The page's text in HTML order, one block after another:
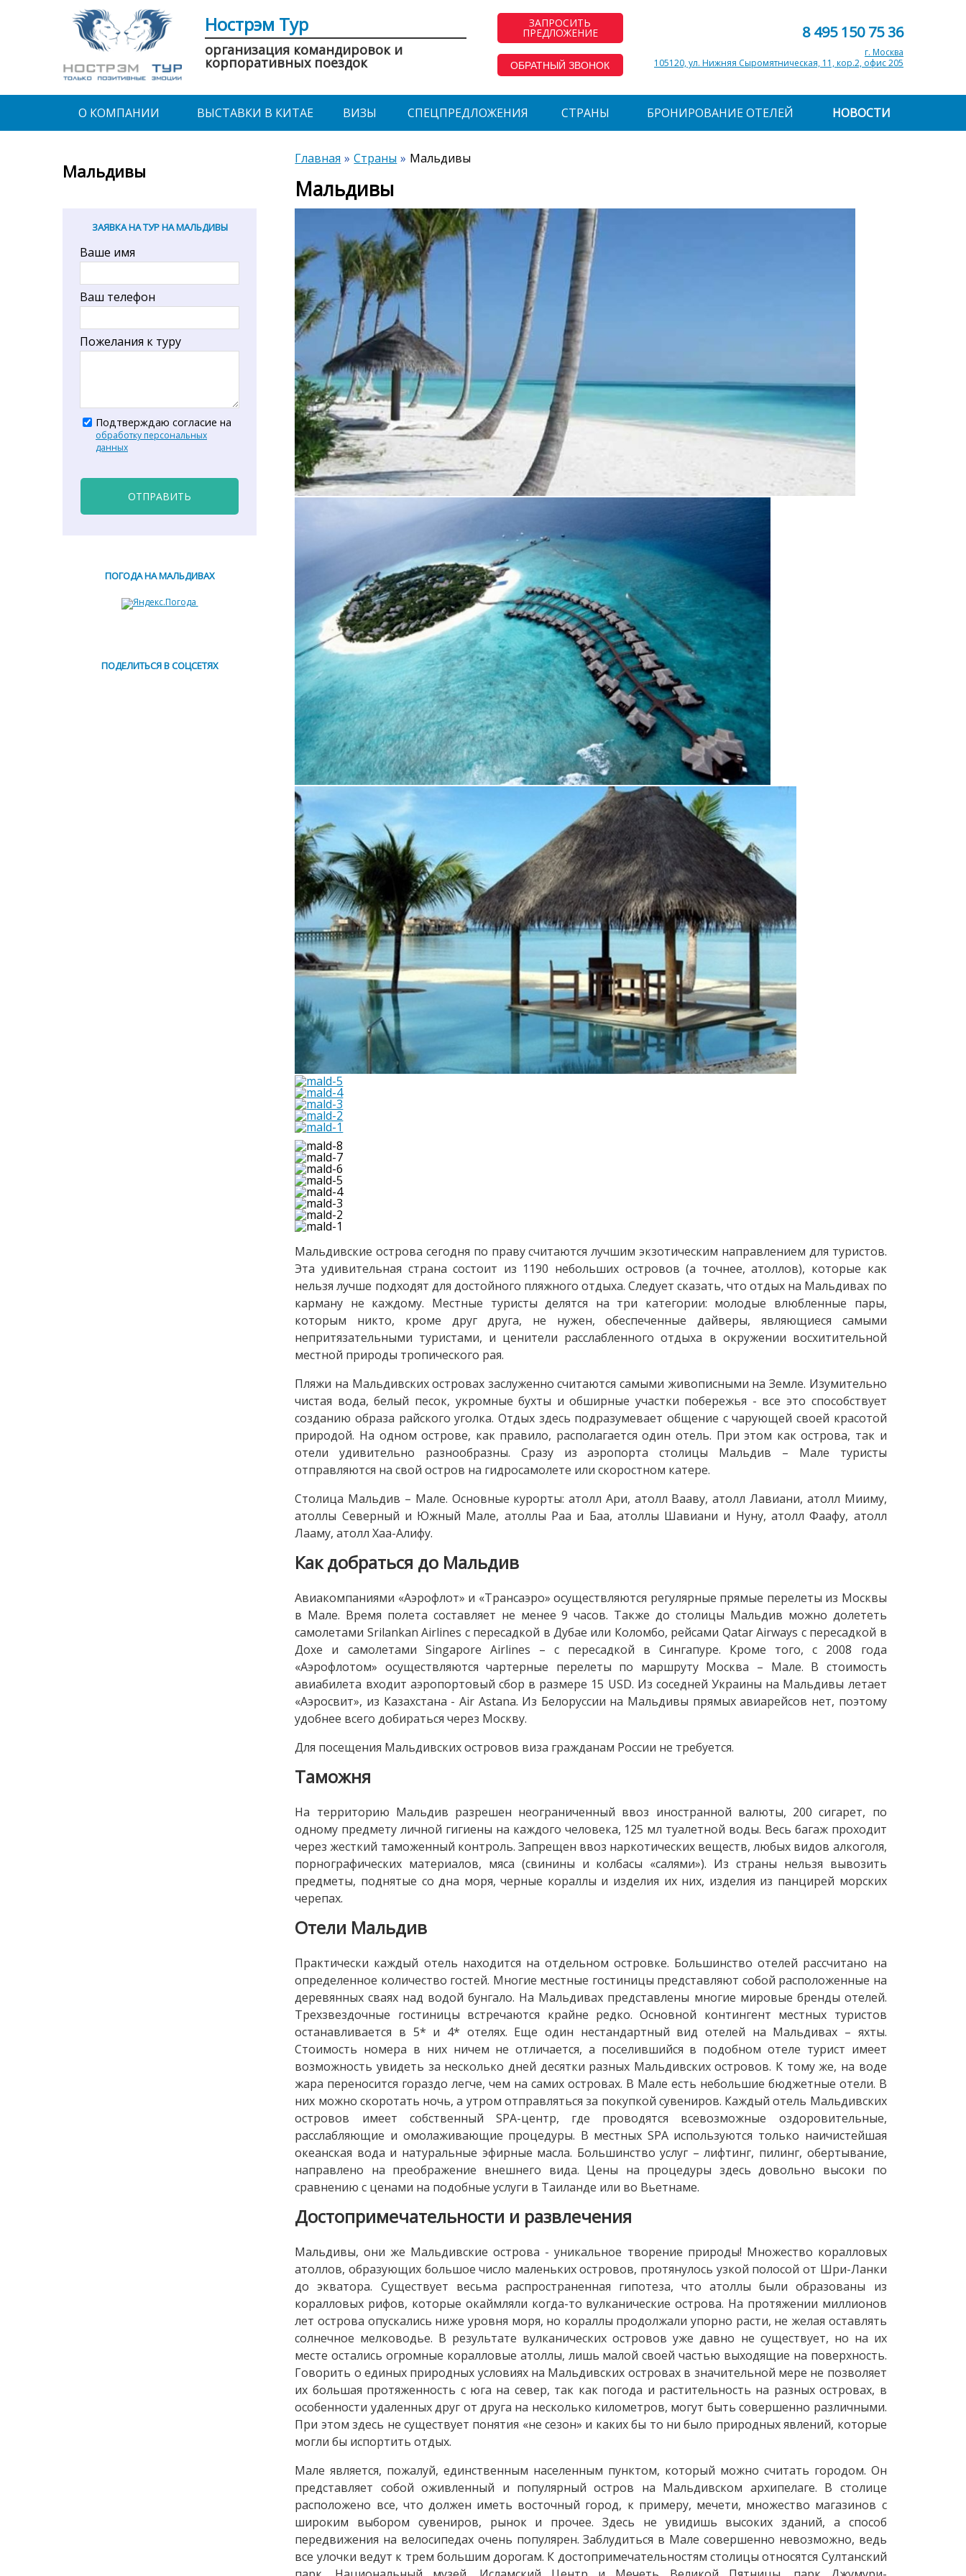
Нострэм Тур
организация командировок и
корпоративных поездок
ЗАПРОСИТЬ
ПРЕДЛОЖЕНИЕ
ОБРАТНЫЙ ЗВОНОК
8 495 150 75 36
г. Москва
105120, ул. Нижняя Сыромятническая, 11, кор.2, офис 205
О КОМПАНИИ ВЫСТАВКИ В КИТАЕ ВИЗЫ СПЕЦПРЕДЛОЖЕНИЯ СТРАНЫ БРОНИРОВАНИЕ ОТЕЛЕЙ НОВОСТИ
Главная Страны Мальдивы
Мальдивы
Мальдивские острова сегодня по праву считаются лучшим экзотическим направлением для туристов.
Эта удивительная страна состоит из 1190 небольших островов (а точнее, атоллов), которые как
нельзя лучше подходят для достойного пляжного отдыха. Следует сказать, что отдых на Мальдивах по
карману не каждому. Местные туристы делятся на три категории: молодые влюбленные пары,
которым никто, кроме друг друга, не нужен, обеспеченные дайверы, являющиеся самыми
непритязательными туристами, и ценители расслабленного отдыха в окружении восхитительной
местной природы тропического рая.
Пляжи на Мальдивских островах заслуженно считаются самыми живописными на Земле. Изумительно
чистая вода, белый песок, укромные бухты и обширные участки побережья - все это способствует
созданию образа райского уголка. Отдых здесь подразумевает общение с чарующей своей красотой
природой. На одном острове, как правило, располагается один отель. При этом как острова, так и
отели удивительно разнообразны. Сразу из аэропорта столицы Мальдив – Мале туристы
отправляются на свой остров на гидросамолете или скоростном катере.
Столица Мальдив – Мале. Основные курорты: атолл Ари, атолл Вааву, атолл Лавиани, атолл Мииму,
атоллы Северный и Южный Мале, атоллы Раа и Баа, атоллы Шавиани и Нуну, атолл Фаафу, атолл
Лааму, атолл Хаа-Алифу.
Как добраться до Мальдив
Авиакомпаниями «Аэрофлот» и «Трансаэро» осуществляются регулярные прямые перелеты из Москвы
в Мале. Время полета составляет не менее 9 часов. Также до столицы Мальдив можно долететь
самолетами Srilankan Airlines с пересадкой в Дубае или Коломбо, рейсами Qatar Airways с пересадкой в
Дохе и самолетами Singapore Airlines – с пересадкой в Сингапуре. Кроме того, с 2008 года
«Аэрофлотом» осуществляются чартерные перелеты по маршруту Москва – Мале. В стоимость
авиабилета входит аэропортовый сбор в размере 15 USD. Из соседней Украины на Мальдивы летает
«Аэросвит», из Казахстана - Air Astana. Из Белоруссии на Мальдивы прямых авиарейсов нет, поэтому
удобнее всего добираться через Москву.
Для посещения Мальдивских островов виза гражданам России не требуется.
Таможня
На территорию Мальдив разрешен неограниченный ввоз иностранной валюты, 200 сигарет, по
одному предмету личной гигиены на каждого человека, 125 мл туалетной воды. Весь багаж проходит
через жесткий таможенный контроль. Запрещен ввоз наркотических веществ, любых видов алкоголя,
порнографических материалов, мяса (свинины и колбасы «салями»). Из страны нельзя вывозить
предметы, поднятые со дна моря, черные кораллы и изделия их них, изделия из панцирей морских
черепах.
Отели Мальдив
Практически каждый отель находится на отдельном островке. Большинство отелей рассчитано на
определенное количество гостей. Многие местные гостиницы представляют собой расположенные на
деревянных сваях над водой бунгало. На Мальдивах представлены многие мировые бренды отелей.
Трехзвездочные гостиницы встречаются крайне редко. Основной контингент местных туристов
останавливается в 5* и 4* отелях. Еще один нестандартный вид отелей на Мальдивах – яхты.
Стоимость номера в них ничем не отличается, а поселившийся в подобном отеле турист имеет
возможность увидеть за несколько дней десятки разных Мальдивских островов. К тому же, на воде
жара переносится гораздо легче, чем на самих островах. В Мале есть небольшие бюджетные отели. В
них можно скоротать ночь, а утром отправляться за покупкой сувениров. Каждый отель Мальдивских
островов имеет собственный SPA-центр, где проводятся всевозможные оздоровительные,
расслабляющие и омолаживающие процедуры. В местных SPA используются только наичистейшая
океанская вода и натуральные эфирные масла. Большинство услуг – лифтинг, пилинг, обертывание,
направлено на преображение внешнего вида. Цены на процедуры здесь довольно высоки по
сравнению с ценами на подобные услуги в Таиланде или во Вьетнаме.
Достопримечательности и развлечения
Мальдивы, они же Мальдивские острова - уникальное творение природы! Множество коралловых
атоллов, образующих большое число маленьких островов, протянулось узкой полосой от Шри-Ланки
до экватора. Существует весьма распространенная гипотеза, что атоллы были образованы из
коралловых рифов, которые окаймляли когда-то вулканические острова. На протяжении миллионов
лет острова опускались ниже уровня моря, но кораллы продолжали упорно расти, не желая оставлять
солнечное мелководье. В результате вулканических островов уже давно не существует, но на их
месте остались огромные коралловые атоллы, лишь малой своей частью выходящие на поверхность.
Говорить о единых природных условиях на Мальдивских островах в значительной мере не позволяет
их большая протяженность с юга на север, так как погода и растительность на разных островах, в
особенности удаленных друг от друга на несколько километров, могут быть совершенно различными.
При этом здесь не существует понятия «не сезон» и каких бы то ни было природных явлений, которые
могли бы испортить отдых.
Мале является, пожалуй, единственным населенным пунктом, который можно считать городом. Он
представляет собой оживленный и популярный остров на Мальдивском архипелаге. В столице
расположено все, что должен иметь восточный город, к примеру, мечети, множество магазинов с
широким выбором сувениров, рынок и прочее. Здесь не увидишь высоких зданий, а способ
передвижения на велосипедах очень популярен. Заблудиться в Мале совершенно невозможно, ведь
все улочки ведут к трем большим дорогам. К достопримечательностям столицы относятся Султанский
Мальдивы
ЗАЯВКА НА ТУР НА МАЛЬДИВЫ
Ваше имя
Ваш телефон
Пожелания к туру
Подтверждаю согласие на
обработку персональных
данных
ОТПРАВИТЬ
ПОГОДА НА МАЛЬДИВАХ
ПОДЕЛИТЬСЯ В СОЦСЕТЯХ